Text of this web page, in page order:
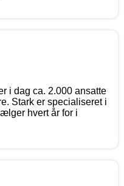
i dag ca. 2.000 ansatte
Stark er specialiseret i
hvert år for i